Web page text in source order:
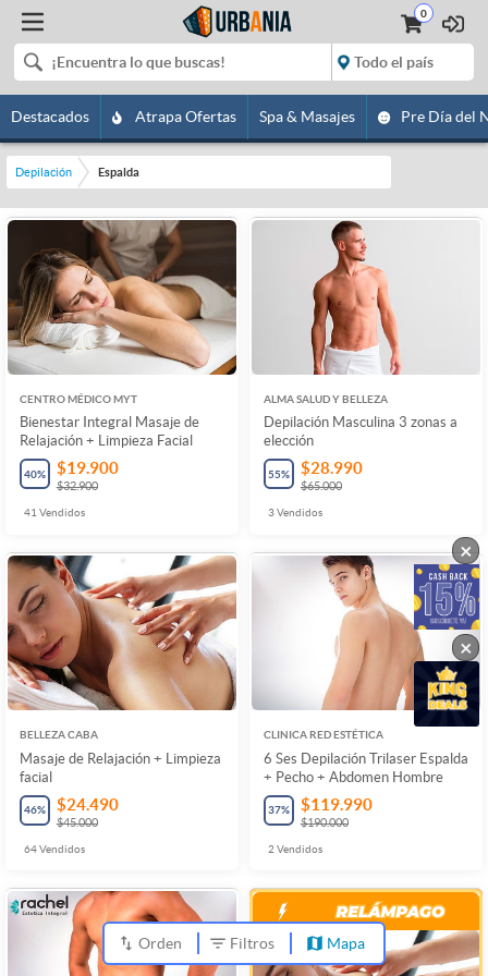
0
Destacados Atrapa Ofertas Spa & Masajes Pre Día del
Depilación Espalda
CENTRO MÉDICO MYT
Bienestar Integral Masaje de
Relajación + Limpieza Facial
40% $19.900
$32.900
41 Vendidos
ALMA SALUD Y BELLEZA
Depilación Masculina 3 zonas a
elección
55% $28.990
$65.000
3Vendidos
BELLEZA CABA
Masaje de Relajación + Limpieza
facial
46% $24.490
$45.000
64Vendidos
CLINICA RED ESTÉTICA
6 Ses Depilación Trilaser Espalda
+ Pecho + Abdomen Hombre
37% $119.990
$190.000
2 Vendidos
Orden Filtros Mapa
×
×